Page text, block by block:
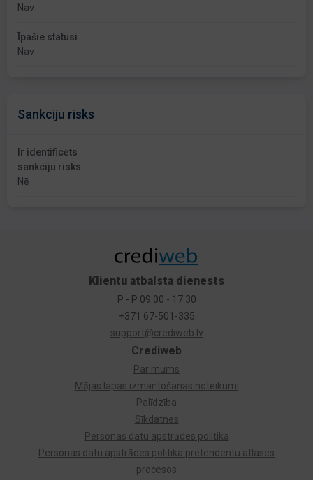
Nav
Īpašie statusi
Nav
Sankciju risks
Ir identificēts
sankciju risks
Nē
Crediweb
Par mums
Mājas lapas izmantošanas noteikumi
Palīdzība
Sīkdatnes
Personas datu apstrādes politika
Personas datu apstrādes politika pretendentu atlases
procesos
Klientu atbalsta dienests
P - P 09:00 - 17:30
+371 67-501-335
support@crediweb.lv